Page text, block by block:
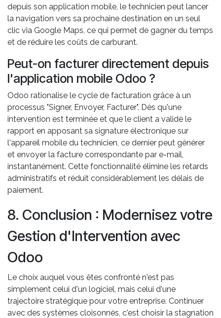
depuis son application mobile, le technicien peut lancer
la navigation vers sa prochaine destination en un seul
clic via Google Maps, ce qui permet de gagner du temps
et de réduire les coûts de carburant.
Peut-on facturer directement depuis
l'application mobile Odoo ?
Odoo rationalise le cycle de facturation grâce à un
processus "Signer, Envoyer, Facturer". Dès qu'une
intervention est terminée et que le client a validé le
rapport en apposant sa signature électronique sur
l'appareil mobile du technicien, ce dernier peut générer
et envoyer la facture correspondante par e-mail,
instantanément. Cette fonctionnalité élimine les retards
administratifs et réduit considérablement les délais de
paiement.
8. Conclusion : Modernisez votre
Gestion d'Intervention avec
Odoo
Le choix auquel vous êtes confronté n'est pas
simplement celui d'un logiciel, mais celui d'une
trajectoire stratégique pour votre entreprise. Continuer
avec des systèmes cloisonnés, c'est choisir la stagnation